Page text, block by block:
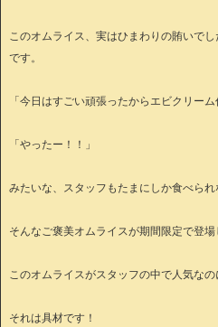
このオムライス、実はひまわりの賄いで
です。
「今日はすごい頑張ったからエビクリーム
「やったー！！」
みたいな、スタッフもたまにしか食べられ
そんなご褒美オムライスが期間限定で登場
このオムライスがスタッフの中で人気なの
それは具材です！